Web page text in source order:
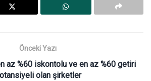
Önceki Yazı
az %60 iskontolu ve en az %60 getiri
olan şirketler